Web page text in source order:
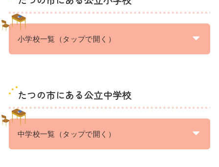
小学校一覧（タップで開く）
たつの市にある公立中学校
中学校一覧（タップで開く）